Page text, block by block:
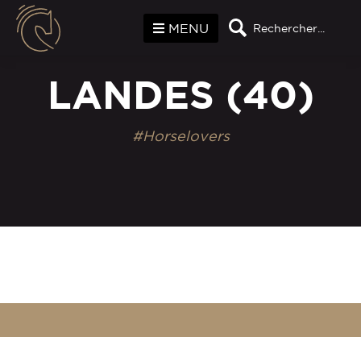
Rechercher...
MENU
LANDES (40)
#Horselovers
Panneau de gestion des cookies